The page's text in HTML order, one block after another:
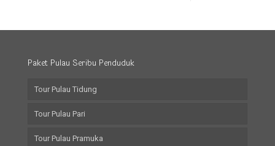
Paket Pulau Seribu Penduduk
Tour Pulau Tidung
Tour Pulau Pari
Tour Pulau Pramuka